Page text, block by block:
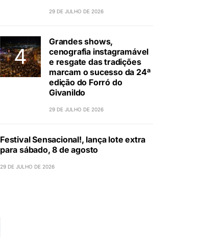
29 DE JULHO DE 2026
Grandes shows,
cenografia instagramável
e resgate das tradições
marcam o sucesso da 24ª
edição do Forró do
Givanildo
29 DE JULHO DE 2026
Festival Sensacional!, lança lote extra
para sábado, 8 de agosto
29 DE JULHO DE 2026